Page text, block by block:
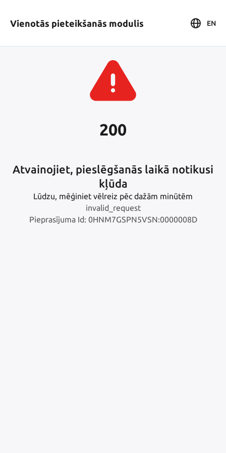
Vienotās pieteikšanās modulis EN
200
Atvainojiet, pieslēgšanās laikā notikusi
kļūda
Lūdzu, mēģiniet vēlreiz pēc dažām minūtēm
invalid_request
Pieprasījuma Id: 0HNM7GSPN5VSN:0000008D